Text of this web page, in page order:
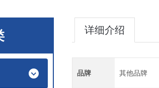
详细介绍
品牌 其他品牌